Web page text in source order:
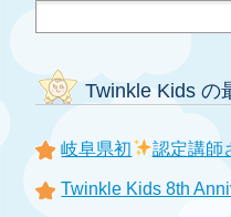
Twinkle Kids の
岐阜県初 認定講師
Twinkle Kids 8th